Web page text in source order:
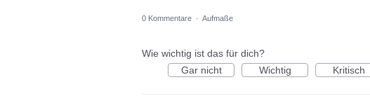
0 Kommentare · Aufmaße
Wie wichtig ist das für dich?
Gar nicht
Wichtig Kritisch